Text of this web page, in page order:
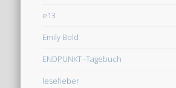
e13
Emily Bold
ENDPUNKT -Tagebuch
lesefieber